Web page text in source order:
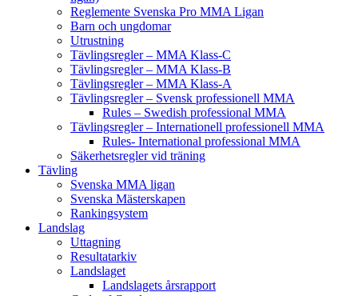
Reglemente Svenska Pro MMA Ligan
Barn och ungdomar
Utrustning
Tävlingsregler – MMA Klass-C
Tävlingsregler – MMA Klass-B
Tävlingsregler – MMA Klass-A
Tävlingsregler – Svensk professionell MMA
Rules – Swedish professional MMA
Tävlingsregler – Internationell professionell MMA
Rules- International professional MMA
Säkerhetsregler vid träning
Tävling
Svenska MMA ligan
Svenska Mästerskapen
Rankingsystem
Landslag
Uttagning
Resultatarkiv
Landslaget
Landslagets årsrapport